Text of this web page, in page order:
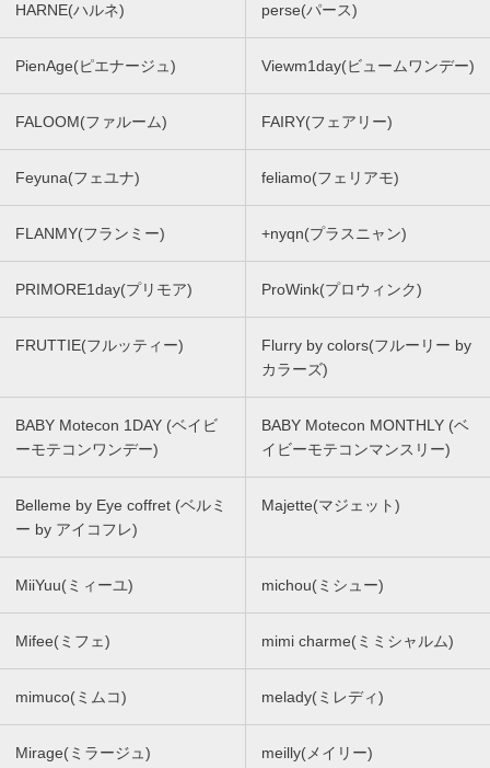
HARNE(ハルネ) perse(パース)
PienAge(ピエナージュ) Viewm1day(ビュームワンデー)
FALOOM(ファルーム) FAIRY(フェアリー)
Feyuna(フェユナ) feliamo(フェリアモ)
FLANMY(フランミー) +nyqn(プラスニャン)
PRIMORE1day(プリモア) ProWink(プロウィンク)
FRUTTIE(フルッティー)
Flurry by colors(フルーリー by
カラーズ)
BABY Motecon 1DAY (ベイビ
ーモテコンワンデー)
BABY Motecon MONTHLY (ベ
イビーモテコンマンスリー)
Belleme by Eye coffret (ベルミ
ー by アイコフレ)
Majette(マジェット)
MiiYuu(ミィーユ) michou(ミシュー)
Mifee(ミフェ) mimi charme(ミミシャルム)
mimuco(ミムコ) melady(ミレディ)
Mirage(ミラージュ) meilly(メイリー)